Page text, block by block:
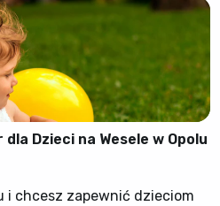
Dzieci na Wesele w Opolu
i chcesz zapewnić dzieciom